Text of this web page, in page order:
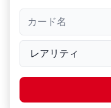
カード名